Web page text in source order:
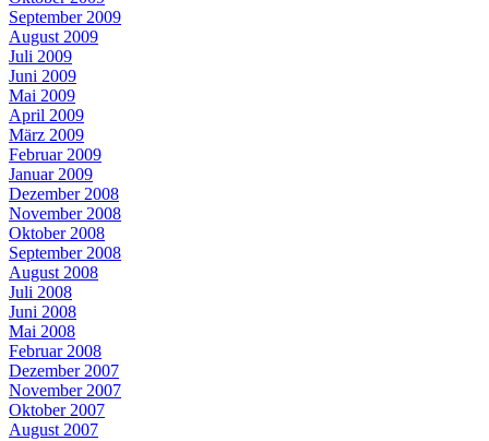
September 2009
August 2009
Juli 2009
Juni 2009
Mai 2009
April 2009
März 2009
Februar 2009
Januar 2009
Dezember 2008
November 2008
Oktober 2008
September 2008
August 2008
Juli 2008
Juni 2008
Mai 2008
Februar 2008
Dezember 2007
November 2007
Oktober 2007
August 2007